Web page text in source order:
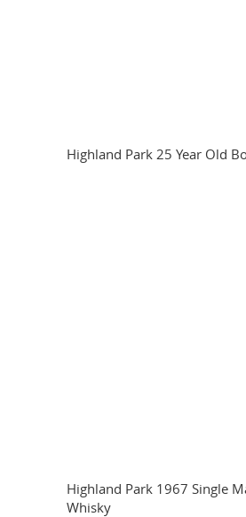
Highland Park 25 Year Old
Highland Park 1967 Single
Whisky